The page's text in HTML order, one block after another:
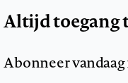
Altijd toegang
Abonneer vandaag